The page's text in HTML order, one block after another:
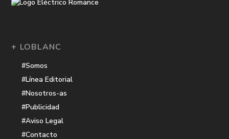
+ LOBLANC
#Somos
#Línea Editorial
#Nosotros-as
#Publicidad
#Aviso Legal
#Contacto